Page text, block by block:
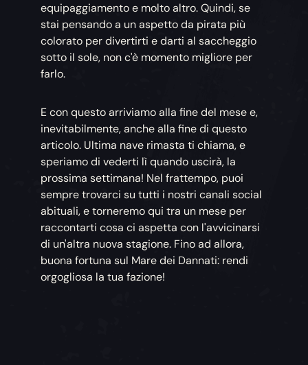
equipaggiamento e molto altro. Quindi, se
stai pensando a un aspetto da pirata più
colorato per divertirti e darti al saccheggio
sotto il sole, non c'è momento migliore per
farlo.
E con questo arriviamo alla fine del mese e,
inevitabilmente, anche alla fine di questo
articolo. Ultima nave rimasta ti chiama, e
speriamo di vederti lì quando uscirà, la
prossima settimana! Nel frattempo, puoi
sempre trovarci su tutti i nostri canali social
abituali, e torneremo qui tra un mese per
raccontarti cosa ci aspetta con l'avvicinarsi
di un'altra nuova stagione. Fino ad allora,
buona fortuna sul Mare dei Dannati: rendi
orgogliosa la tua fazione!